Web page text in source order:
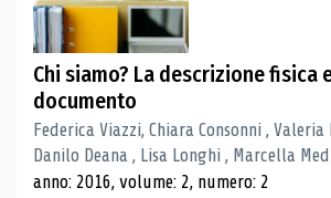
Chi siamo? La descrizione fisica
documento
Federica Viazzi, Chiara Consonni , Valeria
Danilo Deana , Lisa Longhi , Marcella
anno: 2016, volume: 2, numero: 2